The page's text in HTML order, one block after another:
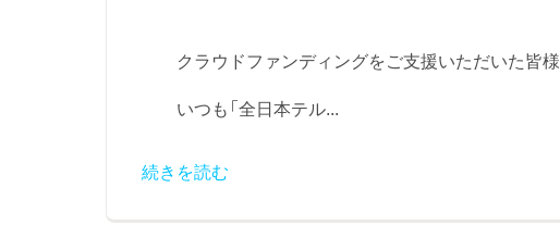
クラウドファンディングをご支援いただいた皆様
いつも「全日本テル...
続きを読む